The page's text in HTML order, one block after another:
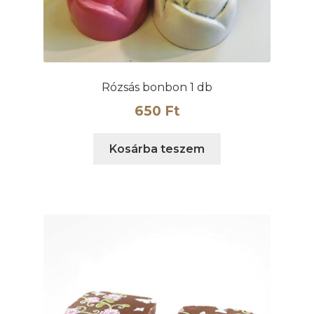
Rózsás bonbon 1 db
650 Ft
Kosárba teszem